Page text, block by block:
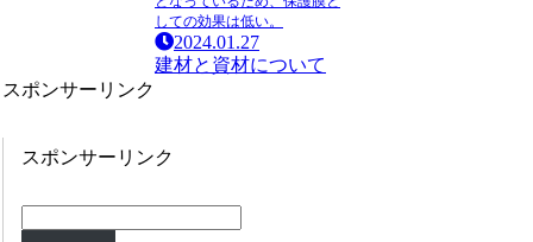
しての効果は低い。
2024.01.27
建材と資材について
スポンサーリンク
スポンサーリンク